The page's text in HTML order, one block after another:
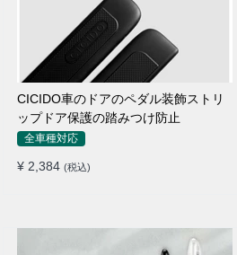
CICIDO車のドアのペダル装飾ストリ
ップドア保護の踏みつけ防止
全車種対応
¥ 2,384 (税込)